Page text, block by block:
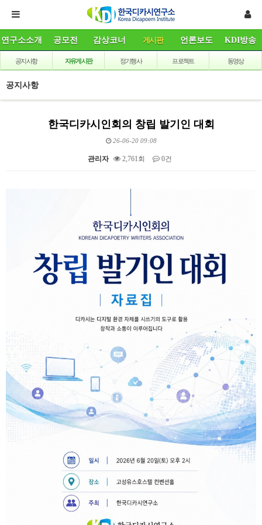
연구소소개 공모전 감상코너 게시판 언론보도 KDI방송
공지사항 자유게시판 정기행사 프로젝트 동영상
공지사항
한국디카시인회의 창립 발기인 대회
26-06-20 09:08
관리자 2,761회 0건